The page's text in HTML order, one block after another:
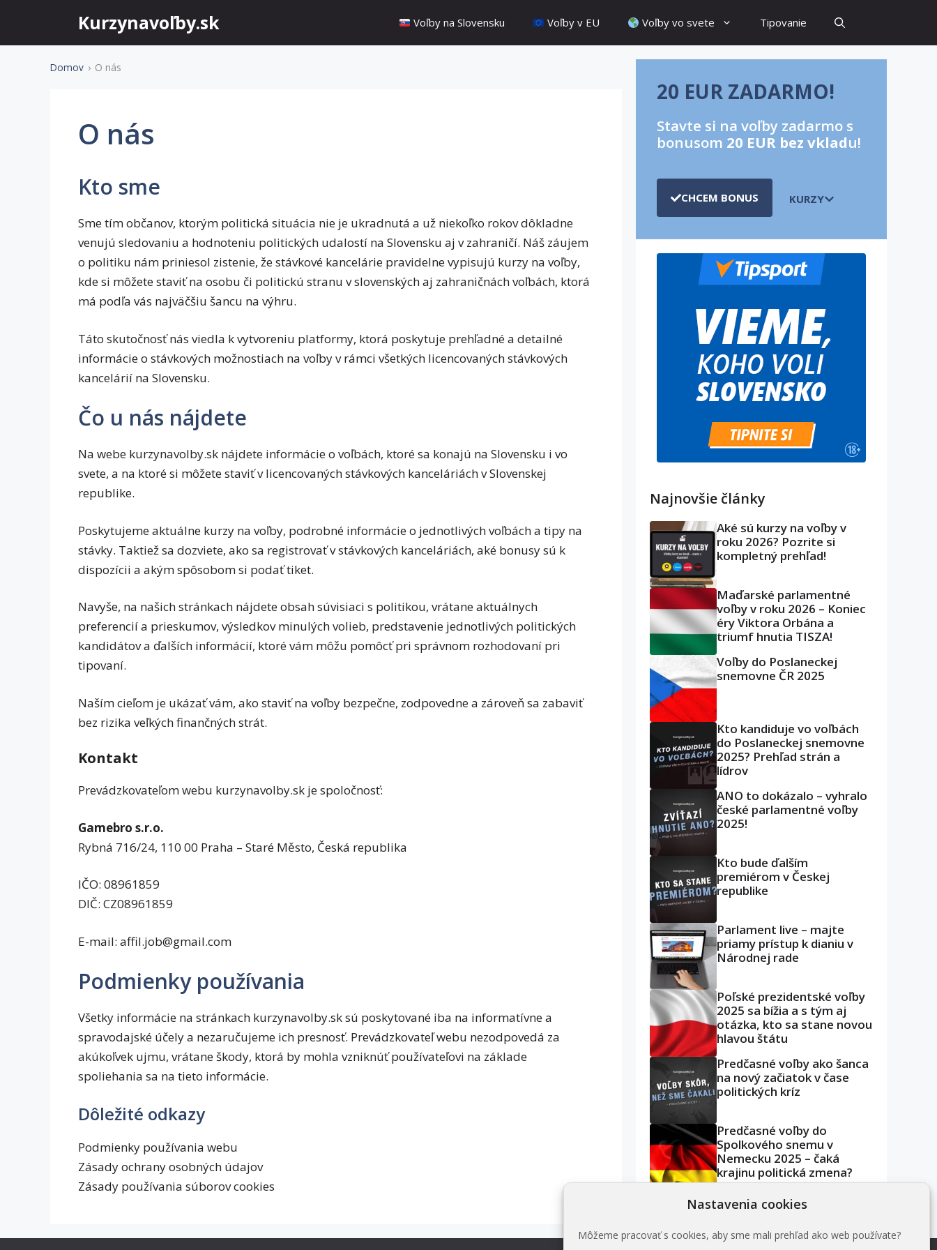
Nastavenia cookies
Môžeme pracovať s cookies, aby sme mali prehľad ako web používate?
obsah
Kurzynavoľby.sk Voľby na Slovensku Voľby v EU Voľby vo svete Tipovanie
Domov › O nás
O nás
Kto sme
Sme tím občanov, ktorým politická situácia nie je ukradnutá a už niekoľko rokov dôkladne
venujú sledovaniu a hodnoteniu politických udalostí na Slovensku aj v zahraničí. Náš záujem
o politiku nám priniesol zistenie, že stávkové kancelárie pravidelne vypisujú kurzy na voľby,
kde si môžete staviť na osobu či politickú stranu v slovenských aj zahraničnách voľbách, ktorá
má podľa vás najväčšiu šancu na výhru.
Táto skutočnosť nás viedla k vytvoreniu platformy, ktorá poskytuje prehľadné a detailné
informácie o stávkových možnostiach na voľby v rámci všetkých licencovaných stávkových
kancelárií na Slovensku.
Čo u nás nájdete
Na webe kurzynavolby.sk nájdete informácie o voľbách, ktoré sa konajú na Slovensku i vo
svete, a na ktoré si môžete staviť v licencovaných stávkových kanceláriách v Slovenskej
republike.
Poskytujeme aktuálne kurzy na voľby, podrobné informácie o jednotlivých voľbách a tipy na
stávky. Taktiež sa dozviete, ako sa registrovať v stávkových kanceláriách, aké bonusy sú k
dispozícii a akým spôsobom si podať tiket.
Navyše, na našich stránkach nájdete obsah súvisiaci s politikou, vrátane aktuálnych
preferencií a prieskumov, výsledkov minulých volieb, predstavenie jednotlivých politických
kandidátov a ďalších informácií, ktoré vám môžu pomôcť pri správnom rozhodovaní pri
tipovaní.
Naším cieľom je ukázať vám, ako staviť na voľby bezpečne, zodpovedne a zároveň sa zabaviť
bez rizika veľkých finančných strát.
Kontakt
Prevádzkovateľom webu kurzynavolby.sk je spoločnosť:
Gamebro s.r.o.
Rybná 716/24, 110 00 Praha – Staré Město, Česká republika
IČO: 08961859
DIČ: CZ08961859
E-mail: affil.job@gmail.com
Podmienky používania
Všetky informácie na stránkach kurzynavolby.sk sú poskytované iba na informatívne a
spravodajské účely a nezaručujeme ich presnosť. Prevádzkovateľ webu nezodpovedá za
akúkoľvek ujmu, vrátane škody, ktorá by mohla vzniknúť používateľovi na základe
spoliehania sa na tieto informácie.
Dôležité odkazy
Podmienky používania webu
Zásady ochrany osobných údajov
Zásady používania súborov cookies
20 EUR ZADARMO!
Stavte si na voľby zadarmo s
bonusom 20 EUR bez vkladu!
CHCEM BONUS KURZY
Najnovšie články
Aké sú kurzy na voľby v
roku 2026? Pozrite si
kompletný prehľad!
Maďarské parlamentné
voľby v roku 2026 – Koniec
éry Viktora Orbána a
triumf hnutia TISZA!
Voľby do Poslaneckej
snemovne ČR 2025
Kto kandiduje vo voľbách
do Poslaneckej snemovne
2025? Prehľad strán a
lídrov
ANO to dokázalo – vyhralo
české parlamentné voľby
2025!
Kto bude ďalším
premiérom v Českej
republike
Parlament live – majte
priamy prístup k dianiu v
Národnej rade
Poľské prezidentské voľby
2025 sa bížia a s tým aj
otázka, kto sa stane novou
hlavou štátu
Predčasné voľby ako šanca
na nový začiatok v čase
politických kríz
Predčasné voľby do
Spolkového snemu v
Nemecku 2025 – čaká
krajinu politická zmena?